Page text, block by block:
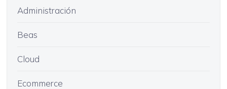
Administración
Beas
Cloud
Ecommerce